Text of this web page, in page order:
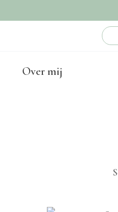
Over mij